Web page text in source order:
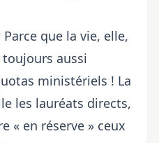
que la vie, elle,
aussi
ministériels ! La
les lauréats directs,
« en réserve » ceux